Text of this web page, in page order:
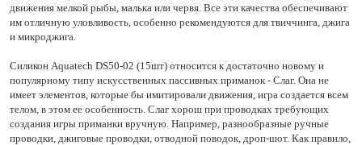
движения мелкой рыбы, малька или червя. Все эти качества обеспечивают
им отличную уловливость, особенно рекомендуются для твиччинга, джига
и микроджига.
Силикон Aquatech DS50-02 (15шт) относится к достаточно новому и
популярному типу искусственных пассивных приманок - Слаг. Она не
имеет элементов, которые бы имитировали движения, игра создается всем
телом, в этом ее особенность. Слаг хорош при проводках требующих
создания игры приманки вручную. Например, разнообразные ручные
проводки, джиговые проводки, отводной поводок, дроп-шот. Как правило,